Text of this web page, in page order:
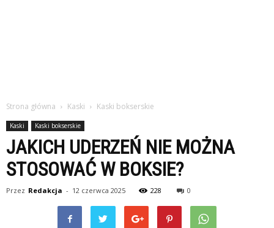
Strona główna Kaski Kaski bokserskie
Kaski Kaski bokserskie
JAKICH UDERZEŃ NIE MOŻNA
STOSOWAĆ W BOKSIE?
Przez Redakcja - 12 czerwca 2025 228 0